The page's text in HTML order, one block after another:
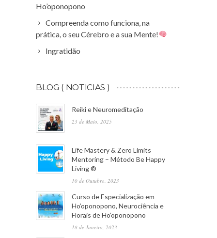
Ho’oponopono
Compreenda como funciona, na
prática, o seu Cérebro e a sua Mente!
Ingratidão
BLOG ( NOTICIAS )
Reiki e Neuromeditação
23 de Maio, 2025
Life Mastery & Zero Limits
Mentoring – Método Be Happy
Living ®
10 de Outubro, 2023
Curso de Especialização em
Ho’oponopono, Neurociência e
Florais de Ho’oponopono
18 de Janeiro, 2023